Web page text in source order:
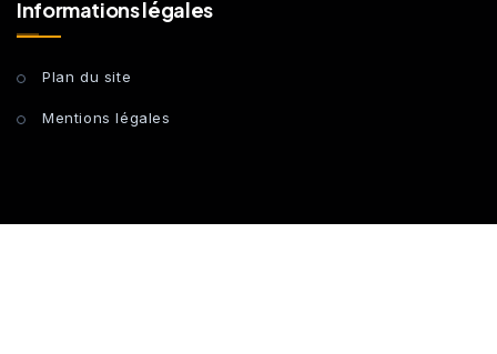
Informations légales
Plan du site
Mentions légales